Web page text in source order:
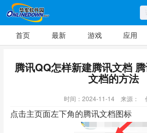
首页 最新 游戏 应用
腾讯QQ怎样新建腾讯文档
文档的方法
时间：2024-11-14 来源：
点击主页面左下角的腾讯文档图标